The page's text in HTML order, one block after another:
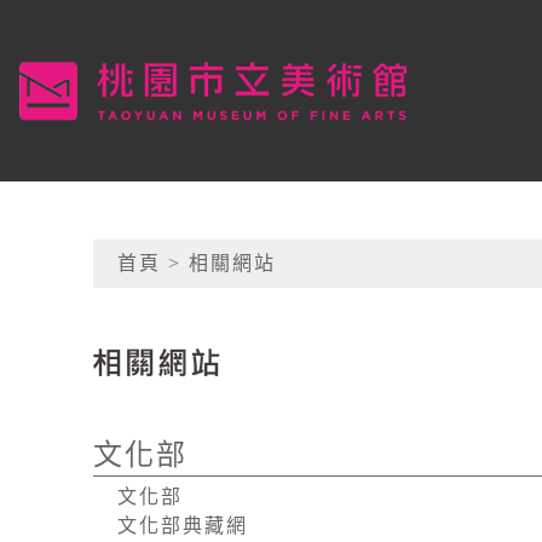
桃園市立美術館
網頁導覽
首頁 > 相關網站
文化部
文化部
文化部典藏網